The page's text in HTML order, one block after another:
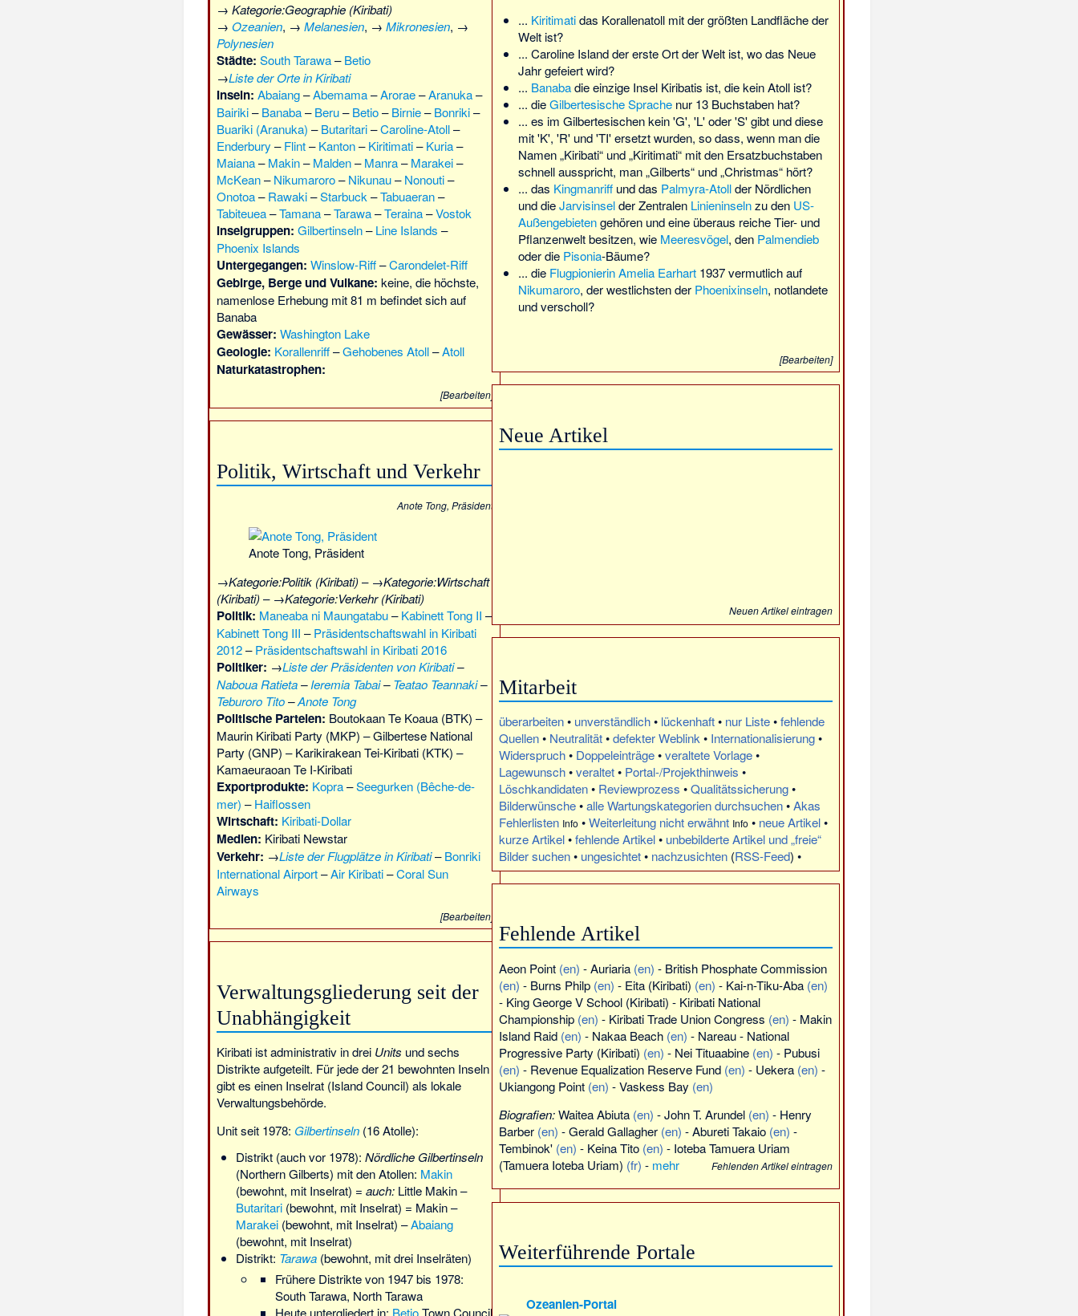
→ Kategorie:Geographie (Kiribati)
→ Ozeanien, → Melanesien, → Mikronesien, →
Polynesien
Städte: South Tarawa–Betio
→Liste der Orte in Kiribati
Inseln: Abaiang–Abemama–Arorae–Aranuka–
Bairiki–Banaba–Beru–Betio–Birnie–Bonriki–
Buariki (Aranuka) –Butaritari–Caroline-Atoll–
Enderbury –Flint–Kanton–Kiritimati–Kuria–
Maiana–Makin–Malden–Manra–Marakei–
McKean–Nikumaroro–Nikunau–Nonouti–
Onotoa–Rawaki–Starbuck–Tabuaeran–
Tabiteuea–Tamana–Tarawa–Teraina–Vostok
Inselgruppen: Gilbertinseln–Line Islands –
Phoenix Islands
Untergegangen: Winslow-Riff–Carondelet-Riff
Gebirge, Berge und Vulkane: keine, die höchste,
namenlose Erhebung mit 81 m befindet sich auf
Banaba
Gewässer: Washington Lake
Geologie: Korallenriff–Gehobenes Atoll–Atoll
Naturkatastrophen:
[Bearbeiten]
Politik, Wirtschaft und Verkehr
Anote Tong, Präsident
Anote Tong, Präsident
→Kategorie:Politik (Kiribati)– →Kategorie:Wirtschaft
(Kiribati)– →Kategorie:Verkehr (Kiribati)
Politik: Maneaba ni Maungatabu–Kabinett Tong II –
Kabinett Tong III –Präsidentschaftswahl in Kiribati
2012–Präsidentschaftswahl in Kiribati 2016
Politiker: →Liste der Präsidenten von Kiribati–
Naboua Ratieta–Ieremia Tabai–Teatao Teannaki–
Teburoro Tito–Anote Tong
Politische Parteien: Boutokaan Te Koaua (BTK) –
Maurin Kiribati Party (MKP) – Gilbertese National
Party (GNP) – Karikirakean Tei-Kiribati (KTK) –
Kamaeuraoan Te I-Kiribati
Exportprodukte: Kopra–Seegurken (Bêche-de-
mer) –Haiflossen
Wirtschaft: Kiribati-Dollar
Medien: Kiribati Newstar
Verkehr: →Liste der Flugplätze in Kiribati–Bonriki
International Airport–Air Kiribati–Coral Sun
Airways
[Bearbeiten]
Verwaltungsgliederung seit der
Unabhängigkeit
Kiribati ist administrativ in drei Units und sechs
Distrikte aufgeteilt. Für jede der 21 bewohnten Inseln
gibt es einen Inselrat (Island Council) als lokale
Verwaltungsbehörde.
Unit seit 1978: Gilbertinseln(16 Atolle):
Distrikt (auch vor 1978):Nördliche Gilbertinseln
(Northern Gilberts) mit den Atollen: Makin
(bewohnt, mit Inselrat) =auch: Little Makin –
Butaritari (bewohnt, mit Inselrat) = Makin –
Marakei (bewohnt, mit Inselrat) –Abaiang
(bewohnt, mit Inselrat)
Distrikt: Tarawa (bewohnt, mit drei Inselräten)
Frühere Distrikte von 1947 bis 1978:
South Tarawa, North Tarawa
Heute untergliedert in: BetioTown Council
... Kiritimatidas Korallenatoll mit der größten Landfläche der
Welt ist?
...Caroline Islandder erste Ort der Welt ist, wo das Neue
Jahr gefeiert wird?
... Banabadie einzige Insel Kiribatis ist, die kein Atoll ist?
... dieGilbertesische Sprache nur 13 Buchstaben hat?
... es im Gilbertesischen kein 'G', 'L' oder 'S' gibt und diese
mit 'K', 'R' und 'TI' ersetzt wurden, so dass, wenn man die
Namen „Kiribati“ und „Kiritimati“ mit den Ersatzbuchstaben
schnell ausspricht, man „Gilberts“ und „Christmas“ hört?
... das Kingmanriff und das Palmyra-Atollder Nördlichen
und dieJarvisinselder Zentralen Linieninselnzu den US-
Außengebietengehören und eine überaus reiche Tier- und
Pflanzenwelt besitzen, wie Meeresvögel, den Palmendieb
oder die Pisonia-Bäume?
... die Flugpionierin Amelia Earhart 1937 vermutlich auf
Nikumaroro, der westlichsten der Phoenixinseln, notlandete
und verscholl?
[Bearbeiten]
Neue Artikel
Neuen Artikel eintragen
Mitarbeit
überarbeiten• unverständlich• lückenhaft• nur Liste•fehlende
Quellen• Neutralität•defekter Weblink• Internationalisierung•
Widerspruch• Doppeleinträge•veraltete Vorlage•
Lagewunsch•veraltet• Portal-/Projekthinweis •
Löschkandidaten• Reviewprozess •Qualitätssicherung•
Bilderwünsche•alle Wartungskategorien durchsuchen•Akas
Fehlerlisten Info•Weiterleitung nicht erwähnt Info• neue Artikel•
kurze Artikel•fehlende Artikel• unbebilderte Artikel und „freie“
Bilder suchen• ungesichtet• nachzusichten(RSS-Feed) •
Fehlende Artikel
Aeon Point (en) -Auriaria (en) - British Phosphate Commission
(en) - Burns Philp (en) - Eita (Kiribati) (en) - Kai-n-Tiku-Aba (en)
- King George V School (Kiribati) - Kiribati National
Championship (en) - Kiribati Trade Union Congress (en) - Makin
Island Raid (en) - Nakaa Beach (en) - Nareau- National
Progressive Party (Kiribati) (en) - Nei Tituaabine (en) - Pubusi
(en) - Revenue Equalization Reserve Fund (en) - Uekera (en) -
Ukiangong Point (en) -Vaskess Bay (en)
Biografien:Waitea Abiuta (en) -John T. Arundel (en) - Henry
Barber (en) -Gerald Gallagher (en) -Abureti Takaio (en) -
Tembinok' (en) - Keina Tito (en) - Ioteba Tamuera Uriam
(Tamuera Ioteba Uriam) (fr) - mehr Fehlenden Artikel eintragen
Weiterführende Portale
Ozeanien-Portal